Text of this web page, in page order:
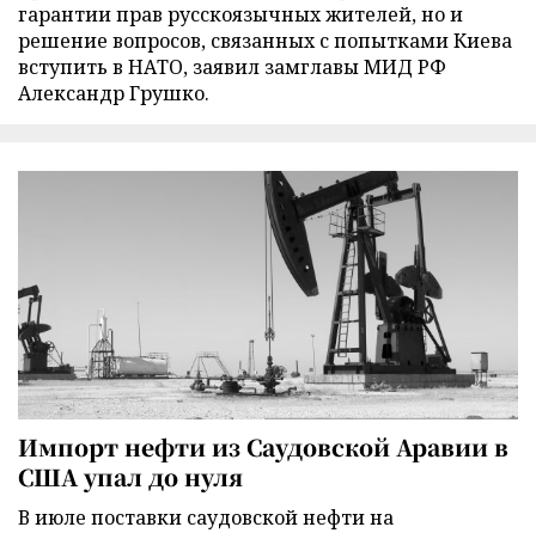
гарантии прав русскоязычных жителей, но и
решение вопросов, связанных с попытками Киева
вступить в НАТО, заявил замглавы МИД РФ
Александр Грушко.
Импорт нефти из Саудовской Аравии в
США упал до нуля
В июле поставки саудовской нефти на